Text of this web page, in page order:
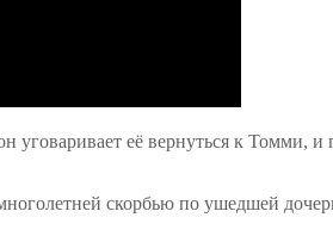
её вернуться к Томми,
скорбью по ушедшей